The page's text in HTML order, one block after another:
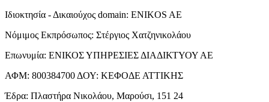
Ιδιοκτησία - Δικαιούχος domain: ENIKOS AE
Νόμιμος Εκπρόσωπος: Στέργιος Χατζηνικολάου
Επωνυμία: ΕΝΙΚΟΣ ΥΠΗΡΕΣΙΕΣ ΔΙΑΔΙΚΤΥΟΥ ΑΕ
ΑΦΜ: 800384700 ΔΟΥ: ΚΕΦΟΔΕ ΑΤΤΙΚΗΣ
Έδρα: Πλαστήρα Νικολάου, Μαρούσι, 151 24